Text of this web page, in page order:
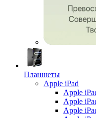
Планшеты
Apple iPad
Apple
Apple
Apple